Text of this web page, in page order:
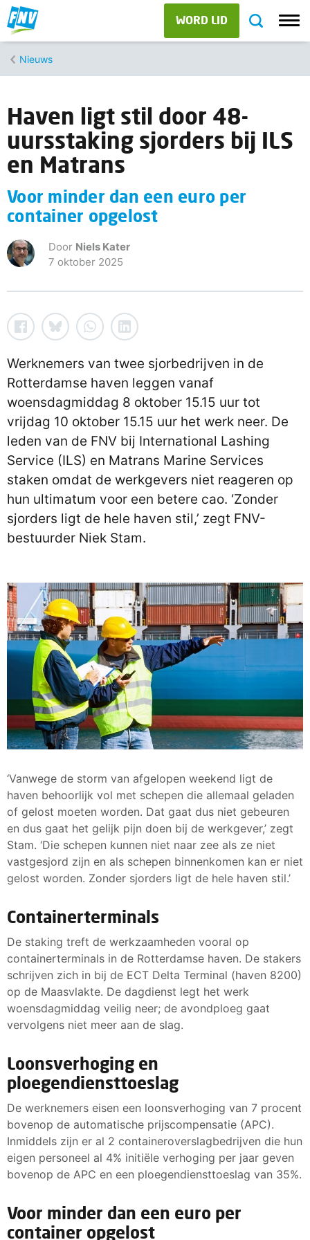
WORD LID
Nieuws
Haven ligt stil door 48-
uursstaking sjorders bij ILS
en Matrans
Voor minder dan een euro per
container opgelost
Door Niels Kater
7 oktober 2025
Werknemers van twee sjorbedrijven in de
Rotterdamse haven leggen vanaf
woensdagmiddag 8 oktober 15.15 uur tot
vrijdag 10 oktober 15.15 uur het werk neer. De
leden van de FNV bij International Lashing
Service (ILS) en Matrans Marine Services
staken omdat de werkgevers niet reageren op
hun ultimatum voor een betere cao. ‘Zonder
sjorders ligt de hele haven stil,’ zegt FNV-
bestuurder Niek Stam.
‘Vanwege de storm van afgelopen weekend ligt de
haven behoorlijk vol met schepen die allemaal geladen
of gelost moeten worden. Dat gaat dus niet gebeuren
en dus gaat het gelijk pijn doen bij de werkgever,’ zegt
Stam. ‘Die schepen kunnen niet naar zee als ze niet
vastgesjord zijn en als schepen binnenkomen kan er niet
gelost worden. Zonder sjorders ligt de hele haven stil.’
Containerterminals
De staking treft de werkzaamheden vooral op
containerterminals in de Rotterdamse haven. De stakers
schrijven zich in bij de ECT Delta Terminal (haven 8200)
op de Maasvlakte. De dagdienst legt het werk
woensdagmiddag veilig neer; de avondploeg gaat
vervolgens niet meer aan de slag.
Loonsverhoging en
ploegendiensttoeslag
De werknemers eisen een loonsverhoging van 7 procent
bovenop de automatische prijscompensatie (APC).
Inmiddels zijn er al 2 containeroverslagbedrijven die hun
eigen personeel al 4% initiële verhoging per jaar geven
bovenop de APC en een ploegendiensttoeslag van 35%.
Voor minder dan een euro per
container opgelost